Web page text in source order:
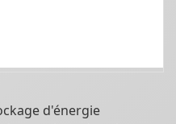
d'énergie